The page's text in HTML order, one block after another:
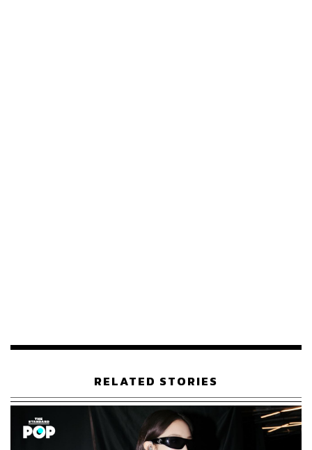
TAGS: รางวัล Rihanna THE STANDARD POP
RELATED STORIES